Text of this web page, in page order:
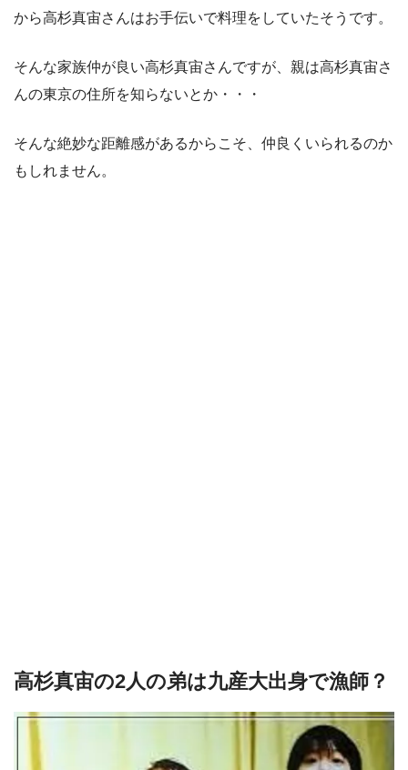
から高杉真宙さんはお手伝いで料理をしていたそうです。
そんな家族仲が良い高杉真宙さんですが、親は高杉真宙さ
んの東京の住所を知らないとか・・・
そんな絶妙な距離感があるからこそ、仲良くいられるのか
もしれません。
高杉真宙の2人の弟は九産大出身で漁師？